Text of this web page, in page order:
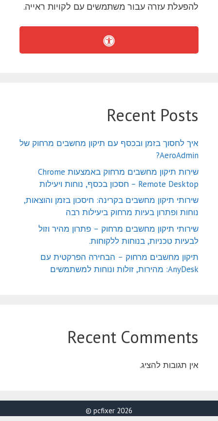
להפעלת עזרה עבור משתמשים עם לקויות ראייה.
Recent Posts
איך לחסוך בזמן ובכסף עם תיקון מחשבים מרחוק של
AeroAdmin?
שירות תיקון מחשבים מרחוק באמצעות Chrome
Remote Desktop – חסכון בכסף, נוחות ויעילות
שירותי תיקון מחשבים בקרינה: חיסכון בזמן והוצאות,
נוחות ופתרון בעיות מרחוק ביעילות רבה
שירותי תיקון מחשבים מרחוק – פתרון מהיר וזול
לבעיות טכניות, בנוחות ללקוחות.
תיקון מחשבים מרחוק – הבחירה הפרקטית עם
AnyDesk: מהירות, זולות ונוחות למשתמשים
Recent Comments
אין תגובות להציג.
2026 pcfixer ©